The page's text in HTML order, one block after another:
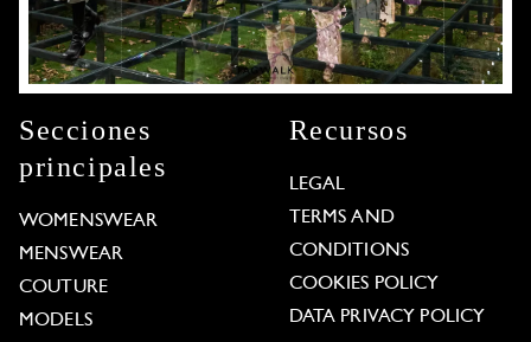
Secciones
principales
WOMENSWEAR
MENSWEAR
COUTURE
MODELS
Recursos
LEGAL
TERMS AND
CONDITIONS
COOKIES POLICY
DATA PRIVACY POLICY